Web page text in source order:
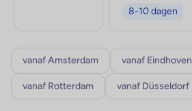
8-10 dagen
vanaf Amsterdam vanaf Eindhoven
vanaf Rotterdam vanaf Düsseldorf